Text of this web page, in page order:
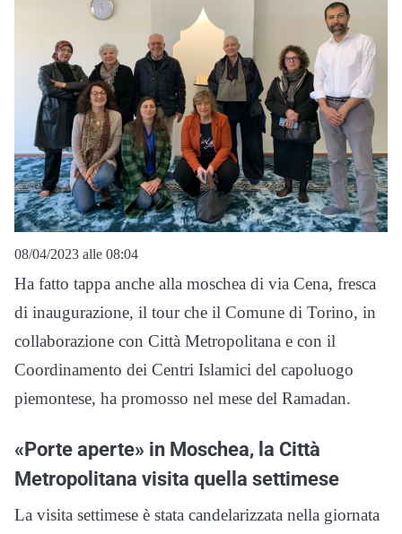
08/04/2023 alle 08:04
Ha fatto tappa anche alla moschea di via Cena, fresca
di inaugurazione, il tour che il Comune di Torino, in
collaborazione con Città Metropolitana e con il
Coordinamento dei Centri Islamici del capoluogo
piemontese, ha promosso nel mese del Ramadan.
«Porte aperte» in Moschea, la Città
Metropolitana visita quella settimese
La visita settimese è stata candelarizzata nella giornata